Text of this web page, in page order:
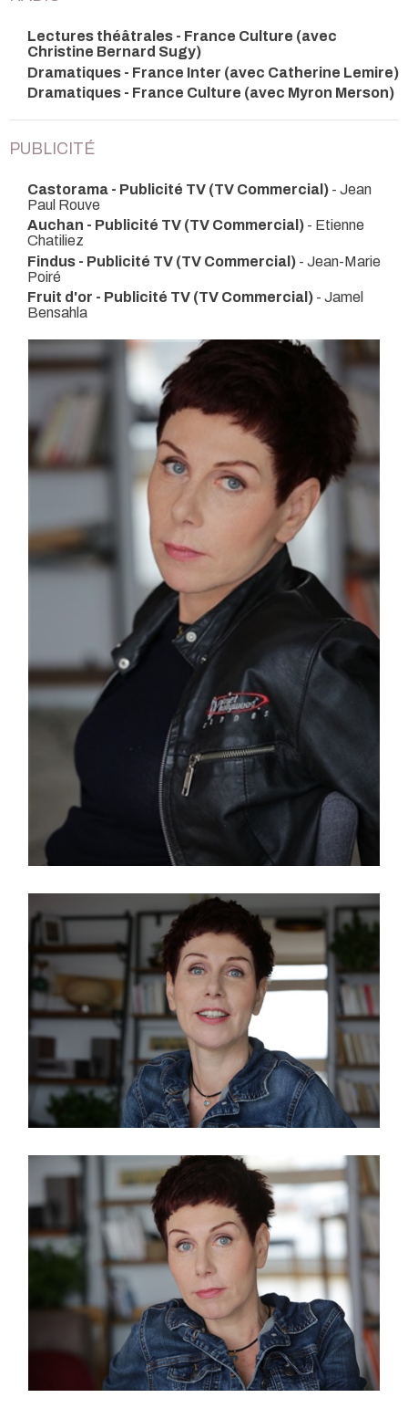
Lectures théâtrales - France Culture (avec
Christine Bernard Sugy)
Dramatiques - France Inter (avec Catherine Lemire)
Dramatiques - France Culture (avec Myron Merson)
PUBLICITÉ
Castorama - Publicité TV (TV Commercial) - Jean
Paul Rouve
Auchan - Publicité TV (TV Commercial) - Etienne
Chatiliez
Findus - Publicité TV (TV Commercial) - Jean-Marie
Poiré
Fruit d'or - Publicité TV (TV Commercial) - Jamel
Bensahla